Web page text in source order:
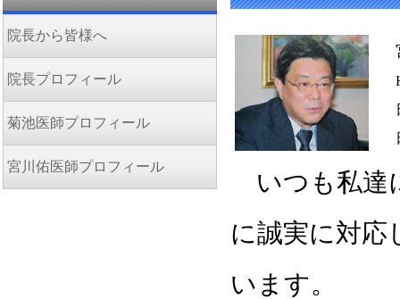
いつも私達
に誠実に対応
います。
院長から皆様へ
院長プロフィール
菊池医師プロフィール
宮川佑医師プロフィール